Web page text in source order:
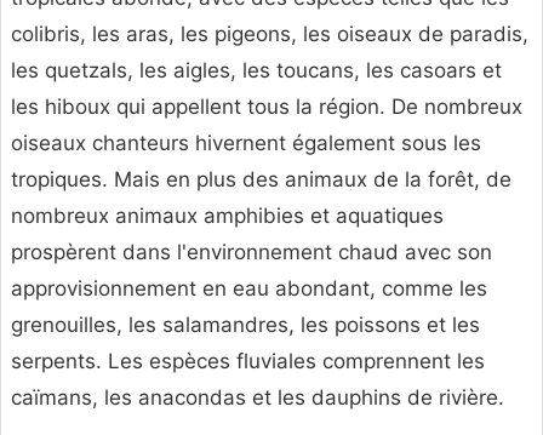
colibris, les aras, les pigeons, les oiseaux de paradis,
les quetzals, les aigles, les toucans, les casoars et
les hiboux qui appellent tous la région. De nombreux
oiseaux chanteurs hivernent également sous les
tropiques. Mais en plus des animaux de la forêt, de
nombreux animaux amphibies et aquatiques
prospèrent dans l'environnement chaud avec son
approvisionnement en eau abondant, comme les
grenouilles, les salamandres, les poissons et les
serpents. Les espèces fluviales comprennent les
caïmans, les anacondas et les dauphins de rivière.